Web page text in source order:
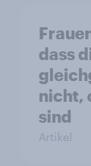
dass
nicht,
sind
Artikel